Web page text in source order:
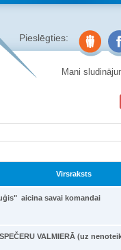
Pieslēgties:
Mani
Virsraksts
aicina savai komandai
VALMIERĀ (uz